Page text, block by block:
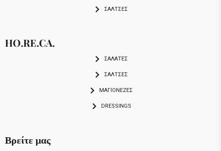
ΣΑΛΤΣΕΣ
HO.RE.CA.
ΣΑΛΑΤΕΣ
ΣΑΛΤΣΕΣ
ΜΑΓΙΟΝΕΖΕΣ
DRESSINGS
Βρείτε μας